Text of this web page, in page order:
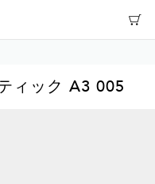
ィック A3 005